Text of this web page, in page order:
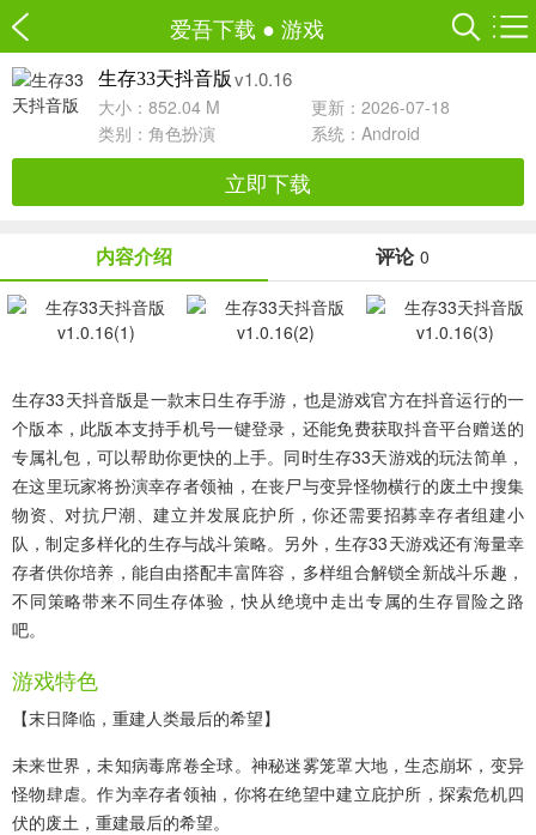
爱吾下载 ● 游戏
生存33天抖音版 v1.0.16
大小：852.04 M
更新：2026-07-18
类别： 角色扮演 系统：Android
立即下载
内容介绍 评论 0
生存33天抖音版是一款末日生存手游，也是游戏官方在抖音运行的一
个版本，此版本支持手机号一键登录，还能免费获取抖音平台赠送的
专属礼包，可以帮助你更快的上手。同时生存33天游戏的玩法简单，
在这里玩家将扮演幸存者领袖，在丧尸与变异怪物横行的废土中搜集
物资、对抗尸潮、建立并发展庇护所，你还需要招募幸存者组建小
队，制定多样化的生存与战斗策略。另外，生存33天游戏还有海量幸
存者供你培养，能自由搭配丰富阵容，多样组合解锁全新战斗乐趣，
不同策略带来不同生存体验，快从绝境中走出专属的生存冒险之路
吧。
游戏特色
【末日降临，重建人类最后的希望】
未来世界，未知病毒席卷全球。神秘迷雾笼罩大地，生态崩坏，变异
怪物肆虐。作为幸存者领袖，你将在绝望中建立庇护所，探索危机四
伏的废土，重建最后的希望。